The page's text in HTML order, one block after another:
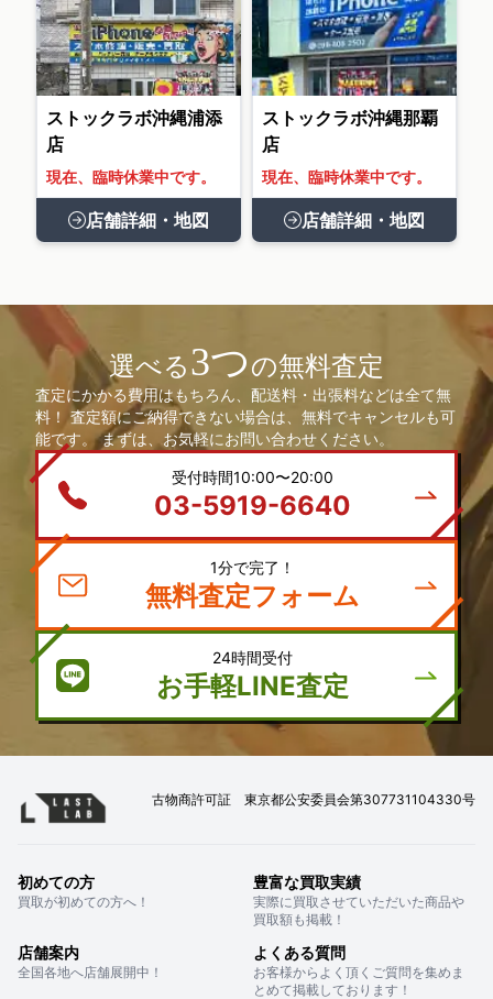
ストックラボ沖縄浦添
店
現在、臨時休業中です。
店舗詳細・地図
ストックラボ沖縄那覇
店
現在、臨時休業中です。
店舗詳細・地図
選べる3つの無料査定
査定にかかる費用はもちろん、配送料・出張料などは全て無
料！ 査定額にご納得できない場合は、無料でキャンセルも可
能です。 まずは、お気軽にお問い合わせください。
受付時間10:00〜20:00
03-5919-6640
1分で完了！
無料査定フォーム
24時間受付
お手軽LINE査定
古物商許可証 東京都公安委員会第307731104330号
初めての方
買取が初めての方へ！
豊富な買取実績
実際に買取させていただいた商品や
買取額も掲載！
店舗案内
全国各地へ店舗展開中！
よくある質問
お客様からよく頂くご質問を集めま
とめて掲載しております！